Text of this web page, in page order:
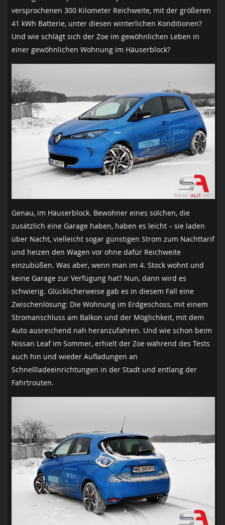
versprochenen 300 Kilometer Reichweite, mit der größeren
41 kWh Batterie, unter diesen winterlichen Konditionen?
Und wie schlägt sich der Zoe im gewöhnlichen Leben in
einer gewöhnlichen Wohnung im Häuserblock?
Genau, im Häuserblock. Bewohner eines solchen, die
zusätzlich eine Garage haben, haben es leicht – sie laden
über Nacht, vielleicht sogar günstigen Strom zum Nachttarif
und heizen den Wagen vor ohne dafür Reichweite
einzubüßen. Was aber, wenn man im 4. Stock wohnt und
keine Garage zur Verfügung hat? Nun, dann wird es
schwierig. Glücklicherweise gab es in diesem Fall eine
Zwischenlösung: Die Wohnung im Erdgeschoss, mit einem
Stromanschluss am Balkon und der Möglichkeit, mit dem
Auto ausreichend nah heranzufahren. Und wie schon beim
Nissan Leaf im Sommer, erhielt der Zoe während des Tests
auch hin und wieder Aufladungen an
Schnellladeeinrichtungen in der Stadt und entlang der
Fahrtrouten.